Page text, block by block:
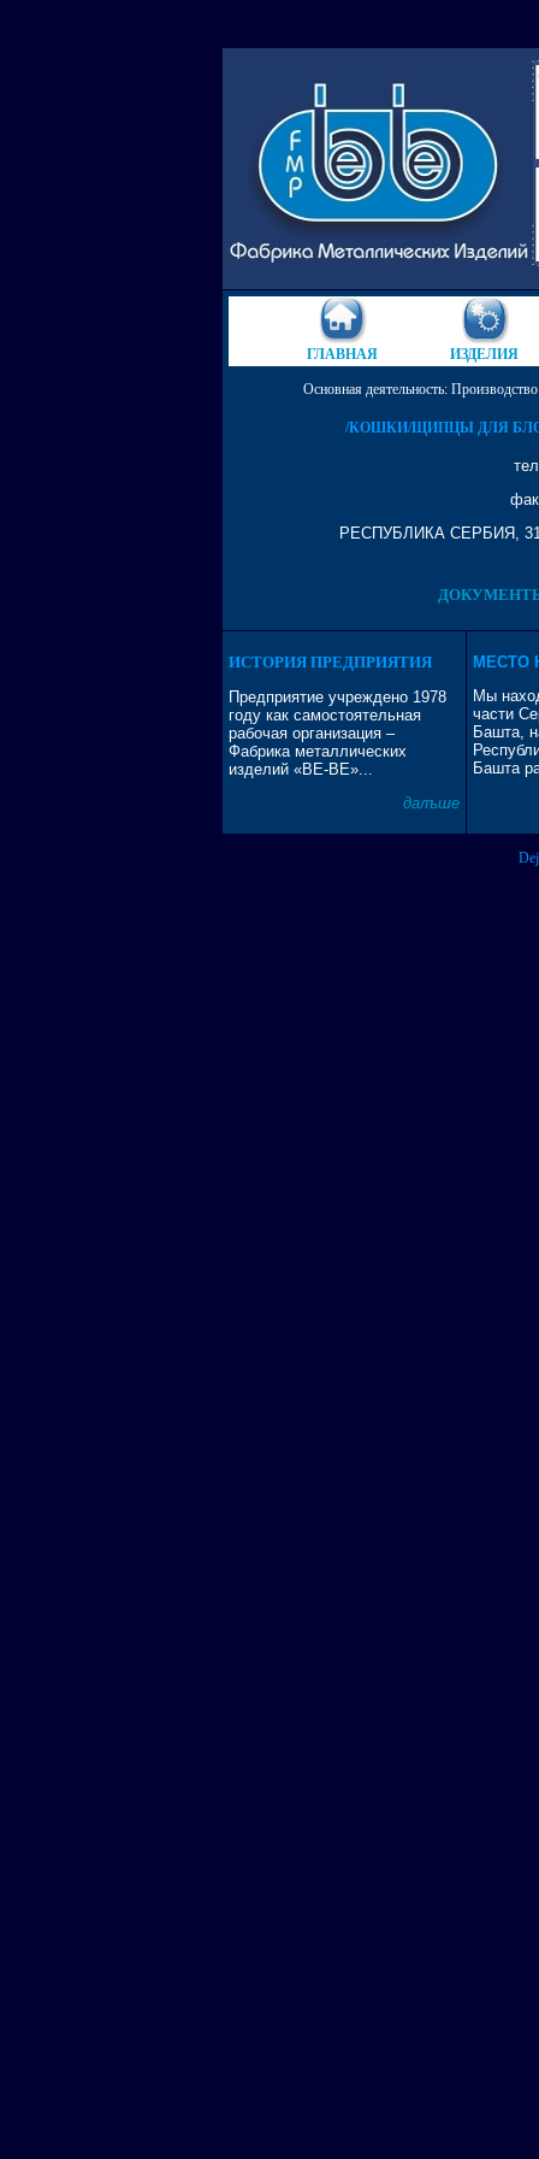
ГЛАВНAЯ ИЗДЕЛИЯ
Основная деятельность:
/КОШКИ/ЩИПЦЫ ДЛЯ
РЕСПУБЛИКА СЕРБИЯ,
ИСТОРИЯ ПРЕДПРИЯТИЯ
Предприятие учреждено 1978
году как самостоятельная
рабочая организация –
Фабрика металлических
изделий «ВЕ-ВЕ»...
далъше
МЕСТО
Мы
части
Башта,
Башта